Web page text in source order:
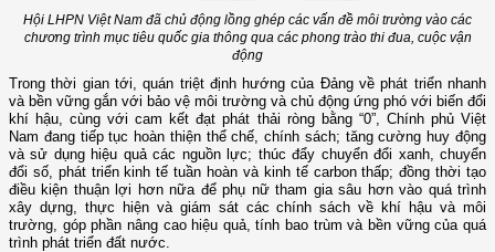
Hội LHPN Việt Nam đã chủ động lồng ghép các vấn đề môi trường vào các
chương trình mục tiêu quốc gia thông qua các phong trào thi đua, cuộc vận
động
Trong thời gian tới, quán triệt định hướng của Đảng về phát triển nhanh
và bền vững gắn với bảo vệ môi trường và chủ động ứng phó với biến đổi
khí hậu, cùng với cam kết đạt phát thải ròng bằng “0”, Chính phủ Việt
Nam đang tiếp tục hoàn thiện thể chế, chính sách; tăng cường huy động
và sử dụng hiệu quả các nguồn lực; thúc đẩy chuyển đổi xanh, chuyển
đổi số, phát triển kinh tế tuần hoàn và kinh tế carbon thấp; đồng thời tạo
điều kiện thuận lợi hơn nữa để phụ nữ tham gia sâu hơn vào quá trình
xây dựng, thực hiện và giám sát các chính sách về khí hậu và môi
trường, góp phần nâng cao hiệu quả, tính bao trùm và bền vững của quá
trình phát triển đất nước.